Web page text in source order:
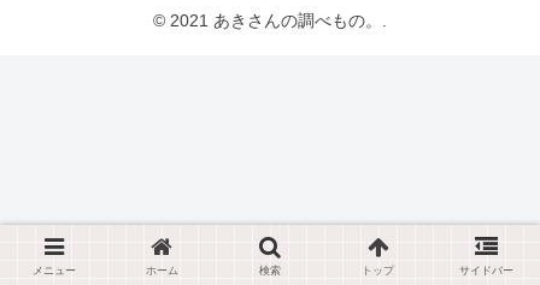
© 2021 あきさんの調べもの。.
メニュー ホーム 検索 トップ サイドバー